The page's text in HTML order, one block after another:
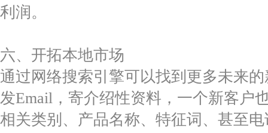
利润。
六、开拓本地市场
通过网络搜索引擎可以找到更多未来
发Email，寄介绍性资料，一个新客户
相关类别、产品名称、特征词、甚至